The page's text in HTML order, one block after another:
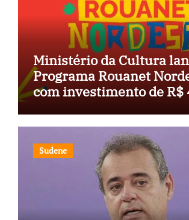
Ministério da Cultura
Programa Rouanet
com investimento de R$
Sudene